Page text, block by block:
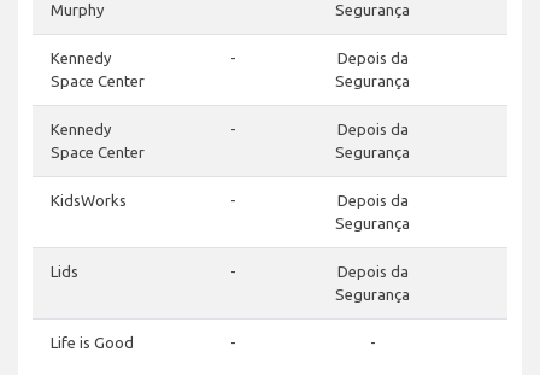
Murphy
Segurança
Kennedy
Space Center
-
Depois da
Segurança
Kennedy
Space Center
-
Depois da
Segurança
KidsWorks -
Depois da
Segurança
Lids -
Depois da
Segurança
Life is Good - -